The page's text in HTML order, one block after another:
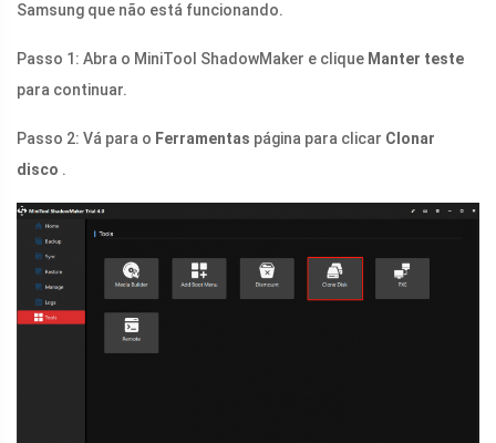
Samsung que não está funcionando.
Passo 1: Abra o MiniTool ShadowMaker e clique Manter teste
para continuar.
Passo 2: Vá para o Ferramentas página para clicar Clonar
disco .